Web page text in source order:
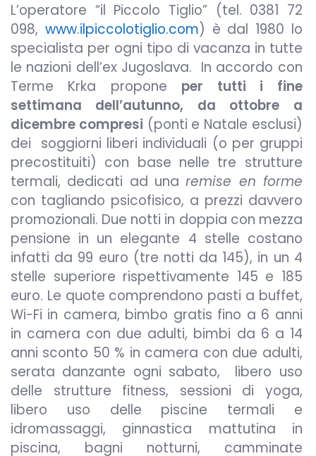
L’operatore “il Piccolo Tiglio” (tel. 0381 72
098, www.ilpiccolotiglio.com) è dal 1980 lo
specialista per ogni tipo di vacanza in tutte
le nazioni dell’ex Jugoslava. In accordo con
Terme Krka propone per tutti i fine
settimana dell’autunno, da ottobre a
dicembre compresi (ponti e Natale esclusi)
dei soggiorni liberi individuali (o per gruppi
precostituiti) con base nelle tre strutture
termali, dedicati ad unaremise en forme
con tagliando psicofisico, a prezzi davvero
promozionali. Due notti in doppia con mezza
pensione in un elegante 4 stelle costano
infatti da 99 euro (tre notti da 145), in un 4
stelle superiore rispettivamente 145 e 185
euro. Le quote comprendono pasti a buffet,
Wi-Fi in camera, bimbo gratis fino a 6 anni
in camera con due adulti, bimbi da 6 a 14
anni sconto 50 % in camera con due adulti,
serata danzante ogni sabato, libero uso
delle strutture fitness, sessioni di yoga,
libero uso delle piscine termali e
idromassaggi, ginnastica mattutina in
piscina, bagni notturni, camminate